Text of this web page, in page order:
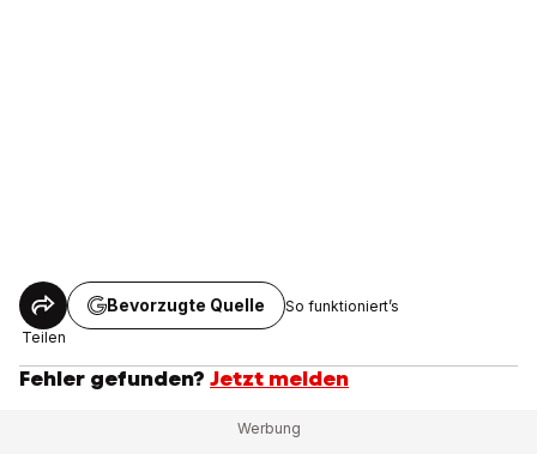
Teilen
Bevorzugte Quelle So funktioniert’s
Fehler gefunden? Jetzt melden